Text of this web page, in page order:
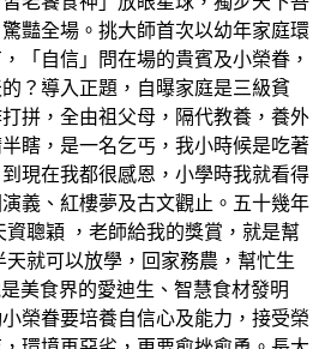
豔全場。挑大師首次以幼年家庭環
「自信」問在場的貴賓及小榮眷，
？導入正題，自曝家庭是三級貧
拼，全由祖父母，隔代教養，養外
瞎，是一名乞丐，我小時候是吃著
現在我都很感恩，小學時我就看得
義、紅樓夢及古文觀止。五十幾年
聰穎 ，老師給我的獎賞，就是幫
就可以放學，回家務農，幫忙生
美食界的愛迪生、智慧食材發明
榮眷要培養自信心及能力，接受榮